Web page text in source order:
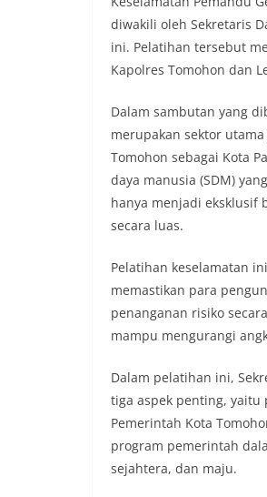
diwakili oleh Sekretaris
ini. Pelatihan tersebut
Kapolres Tomohon dan
Dalam sambutan yang
merupakan sektor
Tomohon sebagai Kota
daya manusia (SDM)
hanya menjadi eksklusif
secara luas.
Pelatihan keselamatan
memastikan para
penanganan risiko
mampu mengurangi
Dalam pelatihan ini,
tiga aspek penting, yaitu
Pemerintah Kota
program pemerintah
sejahtera, dan maju.